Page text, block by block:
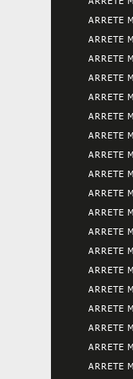
ARRETE
ARRETE
ARRETE
ARRETE
ARRETE
ARRETE
ARRETE
ARRETE
ARRETE
ARRETE
ARRETE
ARRETE
ARRETE
ARRETE
ARRETE
ARRETE
ARRETE
ARRETE
ARRETE